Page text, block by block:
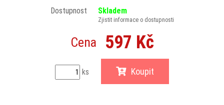
Dostupnost
Skladem
Zjistit informace o dostupnosti
Cena 597 Kč
ks Koupit